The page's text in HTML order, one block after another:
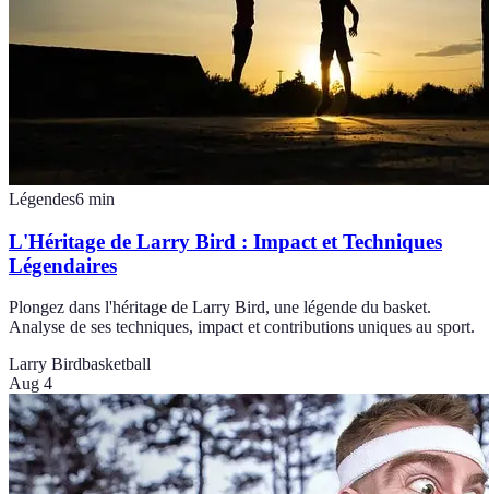
Légendes6 min
L'Héritage de Larry Bird : Impact et Techniques
Légendaires
Plongez dans l'héritage de Larry Bird, une légende du basket.
Analyse de ses techniques, impact et contributions uniques au sport.
Larry Birdbasketball
Aug 4